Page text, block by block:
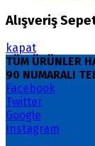
Alışveriş
kapat
TÜM ÜRÜNLER
90 NUMARALI
Facebook
Twitter
Google
Instagram